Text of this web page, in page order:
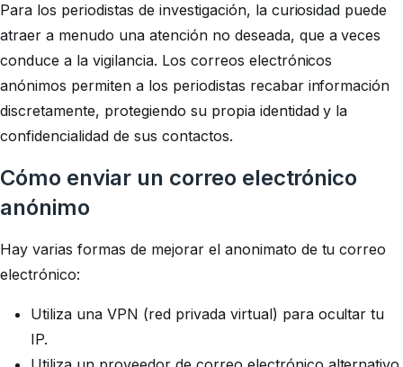
Para los periodistas de investigación, la curiosidad puede
atraer a menudo una atención no deseada, que a veces
conduce a la vigilancia. Los correos electrónicos
anónimos permiten a los periodistas recabar información
discretamente, protegiendo su propia identidad y la
confidencialidad de sus contactos.
Cómo enviar un correo electrónico
anónimo
Hay varias formas de mejorar el anonimato de tu correo
electrónico:
Utiliza una VPN (red privada virtual) para ocultar tu
IP.